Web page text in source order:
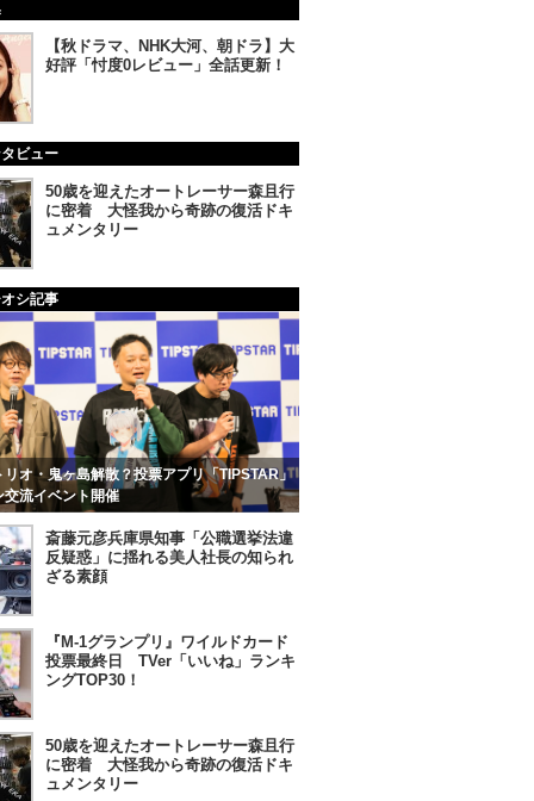
【秋ドラマ、NHK大河、朝ドラ】大
好評「忖度0レビュー」全話更新！
ビュー
50歳を迎えたオートレーサー森且行
に密着 大怪我から奇跡の復活ドキ
ュメンタリー
シ記事
リオ・鬼ヶ島解散？投票アプリ「TIPSTAR」
交流イベント開催
斎藤元彦兵庫県知事「公職選挙法違
反疑惑」に揺れる美人社長の知られ
ざる素顔
『M-1グランプリ』ワイルドカード
投票最終日 TVer「いいね」ランキ
ングTOP30！
50歳を迎えたオートレーサー森且行
に密着 大怪我から奇跡の復活ドキ
ュメンタリー